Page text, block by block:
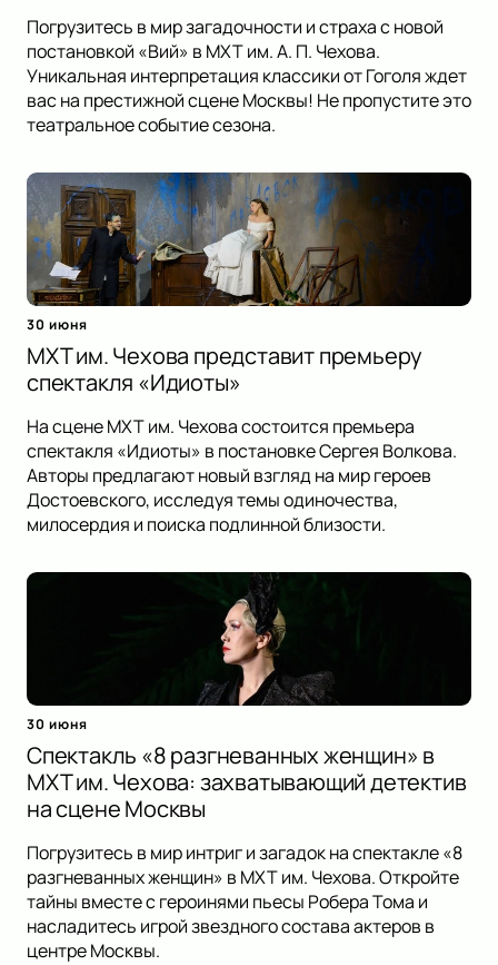
Погрузитесь в мир загадочности и страха с новой
постановкой «Вий» в МХТ им. А. П. Чехова.
Уникальная интерпретация классики от Гоголя ждет
вас на престижной сцене Москвы! Не пропустите это
театральное событие сезона.
30 июня
МХТ им. Чехова представит премьеру
спектакля «Идиоты»
На сцене МХТ им. Чехова состоится премьера
спектакля «Идиоты» в постановке Сергея Волкова.
Авторы предлагают новый взгляд на мир героев
Достоевского, исследуя темы одиночества,
милосердия и поиска подлинной близости.
30 июня
Спектакль «8 разгневанных женщин» в
МХТ им. Чехова: захватывающий детектив
на сцене Москвы
Погрузитесь в мир интриг и загадок на спектакле «8
разгневанных женщин» в МХТ им. Чехова. Откройте
тайны вместе с героинями пьесы Робера Тома и
насладитесь игрой звездного состава актеров в
центре Москвы.